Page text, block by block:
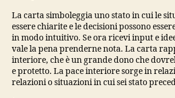
La carta simboleggia uno stato in cui le
essere chiarite e le decisioni possono
in modo intuitivo. Se ora ricevi input e
vale la pena prenderne nota. La carta
interiore, che è un grande dono che
e protetto. La pace interiore sorge in
relazioni o situazioni in cui sei stato